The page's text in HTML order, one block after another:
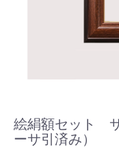
絵絹額セット
ーサ引済み）